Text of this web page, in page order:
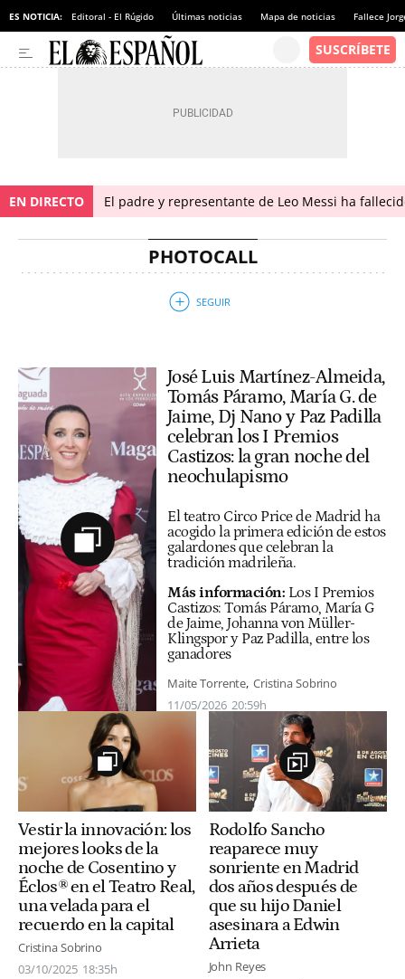
ES NOTICIA: Editoral - El Rúgido Últimas noticias Mapa de noticias Fallece
EN DIRECTO El padre y representante de Leo Messi ha
PHOTOCALL
José Luis Martínez-Almeida,
Tomás Páramo, María G. de
Jaime, Dj Nano y Paz Padilla
celebran los I Premios
Castizos: la gran noche del
neochulapismo
El teatro Circo Price de Madrid ha
acogido la primera edición de estos
galardones que celebran la
tradición madrileña.
Más información: Los I Premios
Castizos: Tomás Páramo, María G
de Jaime, Johanna von Müller-
Klingspor y Paz Padilla, entre los
ganadores
Maite Torrente Cristina Sobrino
11/05/2026 20:59h
Vestir la innovación: los
mejores looks de la
noche de Cosentino y
Éclos® en el Teatro Real,
una velada para el
recuerdo en la capital
Cristina Sobrino
03/10/2025 18:35h
Rodolfo Sancho
reaparece muy
sonriente en Madrid
dos años después de
que su hijo Daniel
asesinara a Edwin
Arrieta
John Reyes